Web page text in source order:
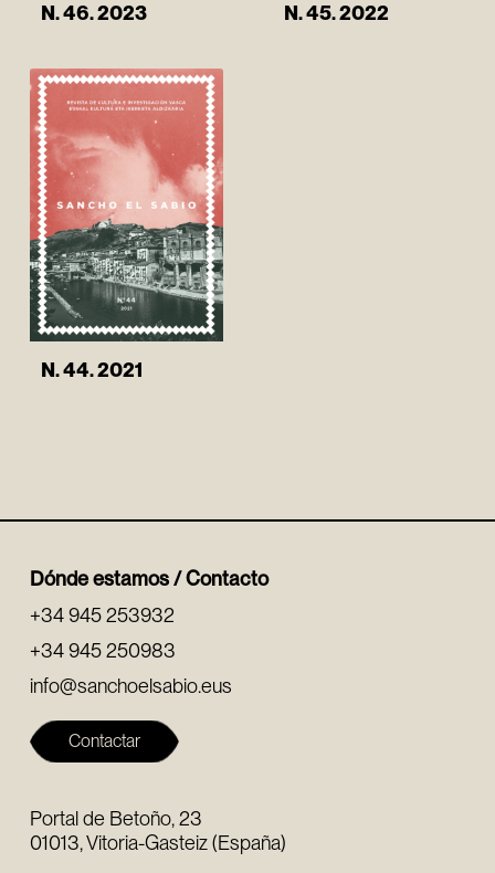
N. 46. 2023 N. 45. 2022
N. 44. 2021
Dónde estamos / Contacto
+34 945 253932
+34 945 250983
info@sanchoelsabio.eus
Contactar
Portal de Betoño, 23
01013, Vitoria-Gasteiz (España)